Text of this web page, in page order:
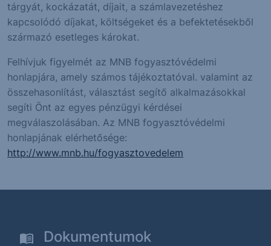
tárgyát, kockázatát, díjait, a számlavezetéshez
kapcsolódó díjakat, költségeket és a befektetésekből
származó esetleges károkat.
Felhívjuk figyelmét az MNB fogyasztóvédelmi
honlapjára, amely számos tájékoztatóval. valamint az
összehasonlítást, választást segítő alkalmazásokkal
segíti Önt az egyes pénzügyi kérdései
megválaszolásában. Az MNB fogyasztóvédelmi
honlapjának elérhetősége:
http://www.mnb.hu/fogyasztovedelem
Dokumentumok